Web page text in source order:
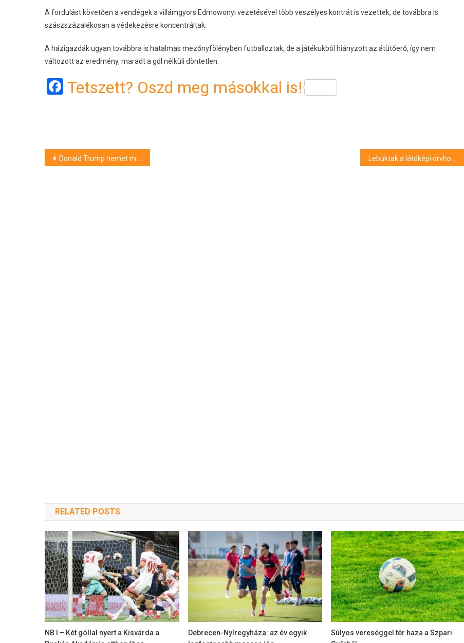
A fordulást követően a vendégek a villámgyors Edmowonyi vezetésével több veszélyes kontrát is vezettek, de továbbra is
szászszázalékosan a védekezésre koncentráltak.
A házigazdák ugyan továbbra is hatalmas mezőnyfölényben futballoztak, de a játékukból hiányzott az átütőerő, így nem
változott az eredmény, maradt a gól nélküli döntetlen.
Facebook
Tetszett? Oszd meg másokkal is!
Bejegyzés
Donald Trump nemet mondott Orbán Viktornak
RELATED POSTS
NB I – Két góllal nyert a Kisvárda a
Debrecen-Nyíregyháza: az év egyik
Súlyos vereséggel tér haza a Szpari